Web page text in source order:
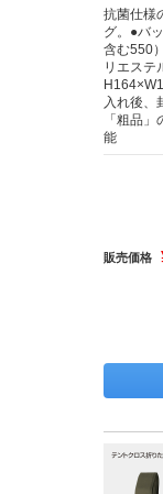
抗菌仕様
グ。●バ
含む550
リエステ
入れ後、
「粗品
能
販売価格